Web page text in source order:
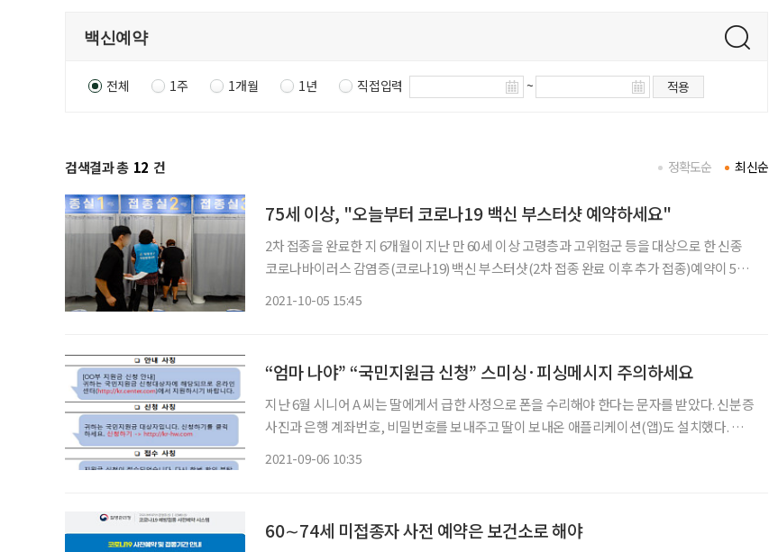
전체 1주 1개월 1년 직접입력 ~ 적용
검색결과 총 12 건 최신순
정확도순
75세 이상, "오늘부터 코로나19 백신 부스터샷 예약하세요"
2차 접종을 완료한 지 6개월이 지난 만 60세 이상 고령층과 고위험군 등을 대상으로 한 신종
코로나바이러스 감염증(코로나19) 백신 부스터샷(2차 접종 완료 이후 추가 접종)예약이 5일
2021-10-05 15:45
“엄마 나야” “국민지원금 신청” 스미싱·피싱메시지 주의하세요
지난 6월 시니어 A 씨는 딸에게서 급한 사정으로 폰을 수리해야 한다는 문자를 받았다. 신분증
사진과 은행 계좌번호, 비밀번호를 보내주고 딸이 보내온 애플리케이션(앱)도 설치했다. 그
2021-09-06 10:35
60∼74세 미접종자 사전 예약은 보건소로 해야